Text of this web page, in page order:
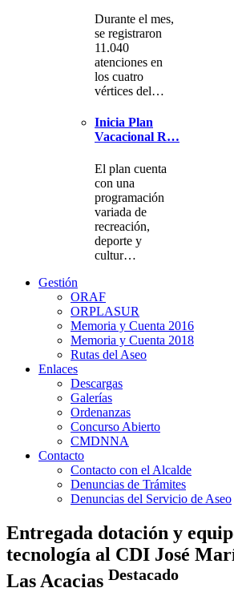
Durante el mes,
se registraron
11.040
atenciones en
los cuatro
vértices del…
Inicia Plan
Vacacional R…
El plan cuenta
con una
programación
variada de
recreación,
deporte y
cultur…
Gestión
ORAF
ORPLASUR
Memoria y Cuenta 2016
Memoria y Cuenta 2018
Rutas del Aseo
Enlaces
Descargas
Galerías
Ordenanzas
Concurso Abierto
CMDNNA
Contacto
Contacto con el Alcalde
Denuncias de Trámites
Denuncias del Servicio de Aseo
Entregada dotación y
tecnología al CDI José
Las Acacias Destacado